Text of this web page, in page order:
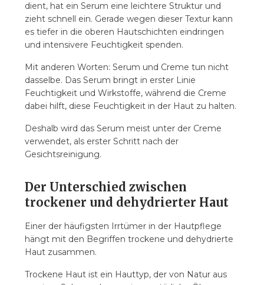
dient, hat ein Serum eine leichtere Struktur und
zieht schnell ein. Gerade wegen dieser Textur kann
es tiefer in die oberen Hautschichten eindringen
und intensivere Feuchtigkeit spenden.
Mit anderen Worten: Serum und Creme tun nicht
dasselbe. Das Serum bringt in erster Linie
Feuchtigkeit und Wirkstoffe, während die Creme
dabei hilft, diese Feuchtigkeit in der Haut zu halten.
Deshalb wird das Serum meist unter der Creme
verwendet, als erster Schritt nach der
Gesichtsreinigung.
Der Unterschied zwischen
trockener und dehydrierter Haut
Einer der häufigsten Irrtümer in der Hautpflege
hängt mit den Begriffen trockene und dehydrierte
Haut zusammen.
Trockene Haut ist ein Hauttyp, der von Natur aus